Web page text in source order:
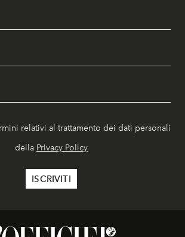
relativi al trattamento dei dati personali
della Privacy Policy